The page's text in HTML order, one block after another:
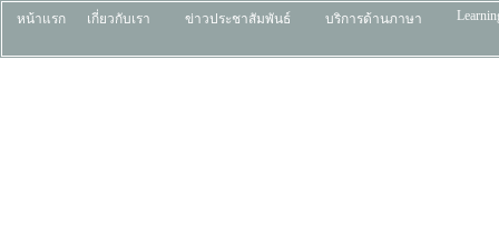
หน้าแรก เกี่ยวกับเรา ข่าวประชาสัมพันธ์ บริการด้านภาษา